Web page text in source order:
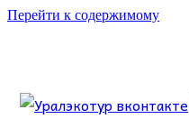
Перейти к содержимому
Знайте об этом.